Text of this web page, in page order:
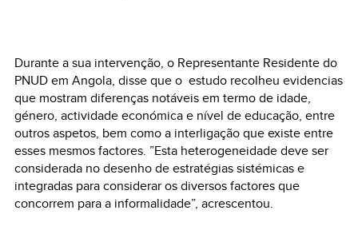
Durante a sua intervenção, o Representante Residente do
PNUD em Angola, disse que o estudo recolheu evidencias
que mostram diferenças notáveis em termo de idade,
género, actividade económica e nível de educação, entre
outros aspetos, bem como a interligação que existe entre
esses mesmos factores. ”Esta heterogeneidade deve ser
considerada no desenho de estratégias sistémicas e
integradas para considerar os diversos factores que
concorrem para a informalidade”, acrescentou.